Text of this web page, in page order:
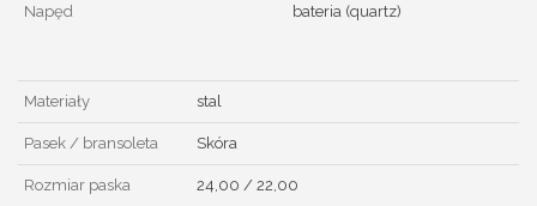
Napęd bateria (quartz)
Materiały stal
Pasek / bransoleta Skóra
Rozmiar paska 24,00 / 22,00